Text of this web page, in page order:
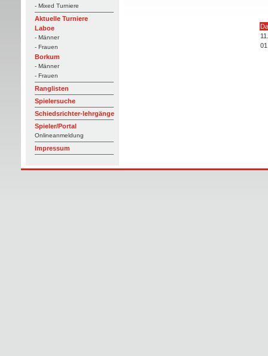
- Mixed Turniere
Aktuelle Turniere
Laboe
- Männer
- Frauen
Borkum
- Männer
- Frauen
Ranglisten
Spielersuche
Schiedsrichter-lehrgänge
Spieler/Portal
Onlineanmeldung
Impressum